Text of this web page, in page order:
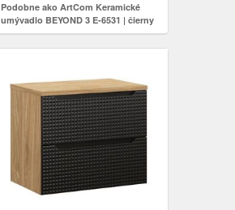
Podobne ako ArtCom Keramické
umývadlo BEYOND 3 E-6531 | čierny
mat 56 x 36 cm